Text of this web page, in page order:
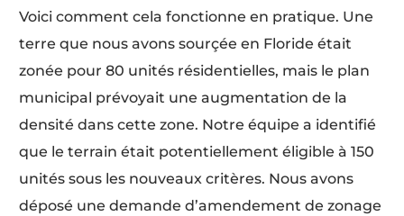
Voici comment cela fonctionne en pratique. Une
terre que nous avons sourçée en Floride était
zonée pour 80 unités résidentielles, mais le plan
municipal prévoyait une augmentation de la
densité dans cette zone. Notre équipe a identifié
que le terrain était potentiellement éligible à 150
unités sous les nouveaux critères. Nous avons
déposé une demande d’amendement de zonage